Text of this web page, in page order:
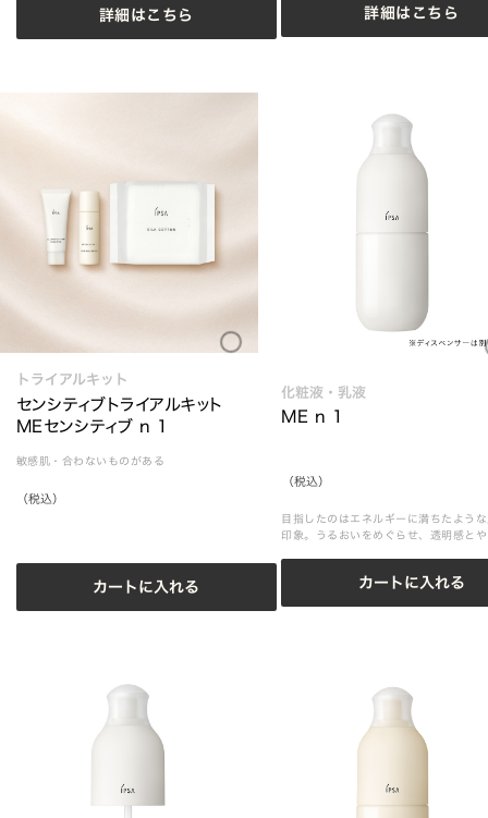
詳細はこちら 詳細はこちら
Loading...
トライアルキット
センシティブトライアルキット
MEセンシティブ n 1
敏感肌・合わないものがある
（税込）
カートに入れる
化粧液・乳液
ME n 1
（税込）
目指したのはエネルギーに満ちたよう
印象。うるおいをめぐらせ、透明感と
使いください。従来品のME付属のディ
カートに入れる